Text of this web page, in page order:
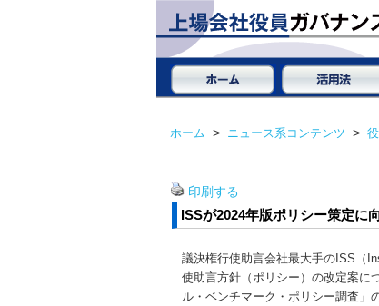
ホーム > ニュース系コンテンツ >
印刷する
ISSが2024年版ポリシー策定に
議決権行使助言会社最大手のISS（
使助言方針（ポリシー）の改定案に
ル・ベンチマーク・ポリシー調査」